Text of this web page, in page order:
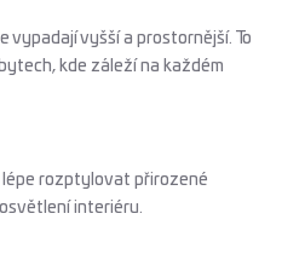
vypadají vyšší a prostornější. To
kde záleží na každém
lépe rozptylovat přirozené
interiéru.